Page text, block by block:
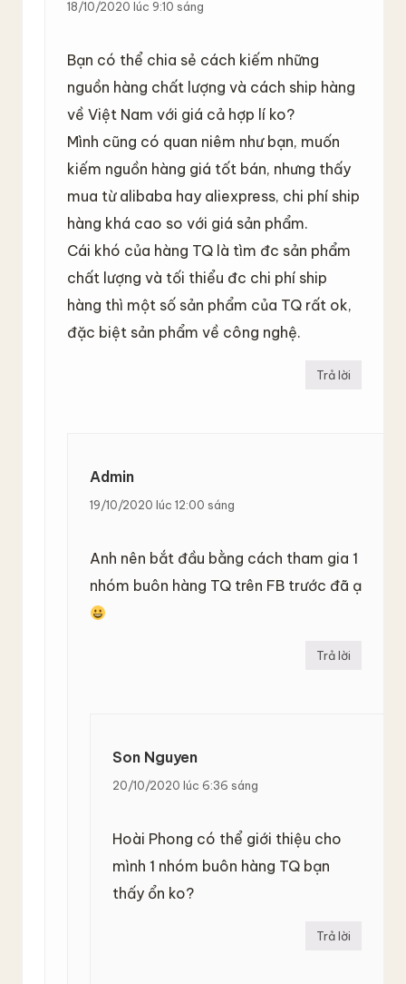
18/10/2020 lúc 9:10 sáng
Bạn có thể chia sẻ cách kiếm những
nguồn hàng chất lượng và cách ship hàng
về Việt Nam với giá cả hợp lí ko?
Mình cũng có quan niêm như bạn, muốn
kiếm nguồn hàng giá tốt bán, nhưng thấy
mua từ alibaba hay aliexpress, chi phí ship
hàng khá cao so với giá sản phẩm.
Cái khó của hàng TQ là tìm đc sản phẩm
chất lượng và tối thiểu đc chi phí ship
hàng thì một số sản phẩm của TQ rất ok,
đặc biệt sản phẩm về công nghệ.
Trả lời
Admin
19/10/2020 lúc 12:00 sáng
Anh nên bắt đầu bằng cách tham gia 1
nhóm buôn hàng TQ trên FB trước đã ạ
Trả lời
Son Nguyen
20/10/2020 lúc 6:36 sáng
Hoài Phong có thể giới thiệu cho
mình 1 nhóm buôn hàng TQ bạn
thấy ổn ko?
Trả lời